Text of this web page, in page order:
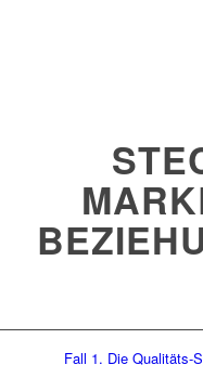
Fall 1. Die Qualitäts-